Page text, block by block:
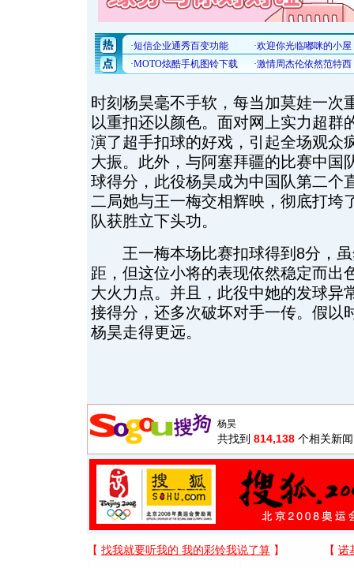
时刻杨昊毫不手软，每当加莫娃一次
以重扣还以颜色。面对网上实力超群
演了超手扣球的好戏，引起全场观众
大振。此外，与阿塞拜疆的比赛中国
球得分，此役杨昊成为中国队第二个
二局她与王一梅交相辉映，彻底打垮
队获胜立下头功。
王一梅本场比赛扣球得到8分，虽
距，但这位小将的表现依然稳定而出
大火力点。并且，此役中她的发球异
接得分，还多次破坏对手一传。假以
杨昊走得更远。
共找到 814,138 个相关新